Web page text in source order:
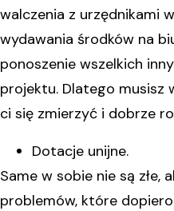
walczenia z urzędnikami
wydawania środków na
ponoszenie wszelkich
projektu. Dlatego musisz
ci się zmierzyć i dobrze
Dotacje unijne.
Same w sobie nie są złe,
problemów, które